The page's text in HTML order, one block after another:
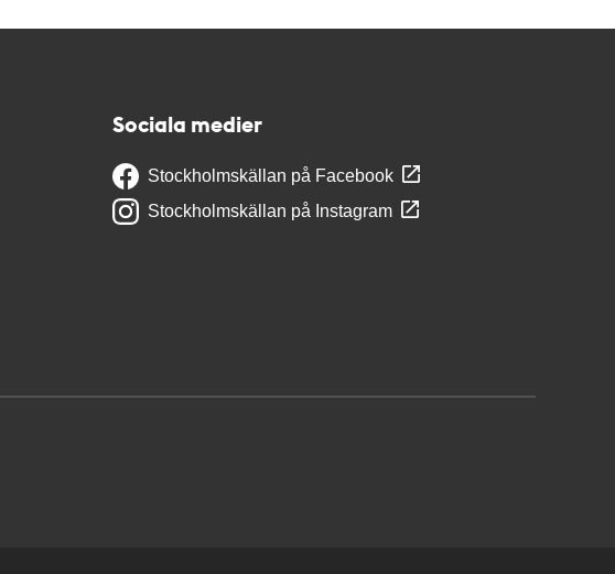
Sociala medier
Stockholmskällan på Facebook
Stockholmskällan på Instagram